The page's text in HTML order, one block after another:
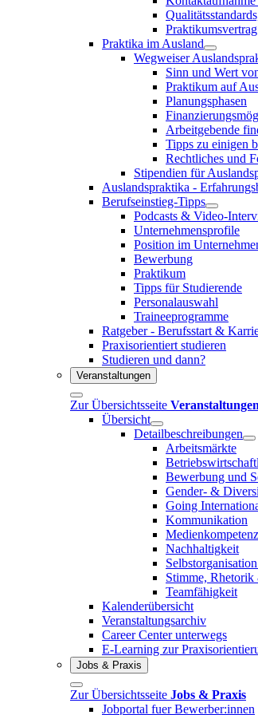
Praktika im Ausland
Wegweiser
Sinn und Wert
Praktikum auf
Planungsphasen
Arbeitgebende
Tipps zu einigen
Rechtliches und
Stipendien für
Auslandspraktika -
Berufseinstieg-Tipps
Podcasts & Video-
Unternehmensprofile
Position im
Bewerbung
Praktikum
Tipps für Studierende
Personalauswahl
Traineeprogramme
Ratgeber - Berufsstart &
Praxisorientiert studieren
Studieren und dann?
Veranstaltungen
Zur Übersichtsseite Veranstaltungen
Übersicht
Detailbeschreibungen
Arbeitsmärkte
Bewerbung und
Gender- &
Going
Kommunikation
Nachhaltigkeit
Stimme,
Teamfähigkeit
Kalenderübersicht
Veranstaltungsarchiv
Career Center unterwegs
E-Learning zur
Jobs & Praxis
Zur Übersichtsseite Jobs & Praxis
Jobportal fuer Bewerber:innen